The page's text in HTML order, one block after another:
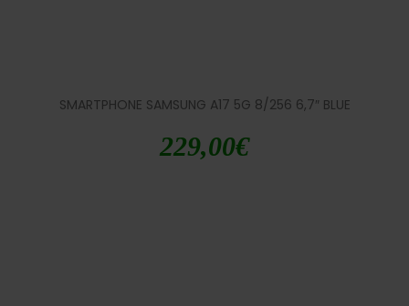
SMARTPHONE SAMSUNG A17 5G 8/256 6,7″ BLUE
229,00€